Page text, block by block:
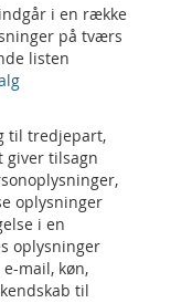
i en række
på tværs
listen
til tredjepart,
giver tilsagn
oplysninger
i en
oplysninger
mail, køn,
til